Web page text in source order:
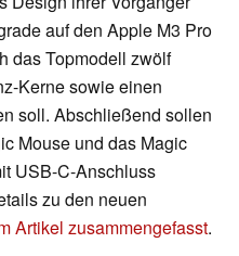
auf den Apple M3 Pro
das Topmodell zwölf
Kerne sowie einen
soll. Abschließend sollen
Mouse und das Magic
USB-C-Anschluss
zu den neuen
Artikel zusammengefasst.